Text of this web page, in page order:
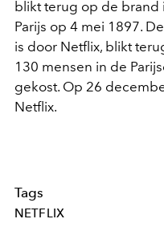
blikt terug op de brand
Parijs op 4 mei 1897.
is door Netflix, blikt
130 mensen in de
gekost. Op 26
Netflix.
Tags
NETFLIX